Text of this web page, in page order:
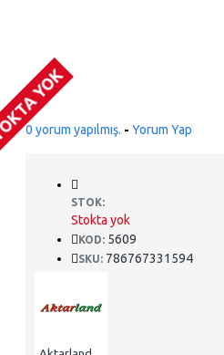
YOK
0 yorum yapılmış. - Yorum Yap
STOK:
Stokta yok
KOD: 5609
SKU: 786767331594